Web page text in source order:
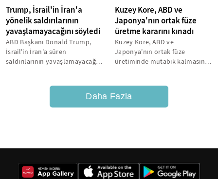
Trump, İsrail'in İran'a
yönelik saldırılarının
yavaşlamayacağını söyledi
ABD Başkanı Donald Trump,
İsrail'in İran'a süren
saldırılarının yavaşlamayacağını
Kuzey Kore, ABD ve
Japonya'nın ortak füze
üretme kararını kınadı
Kuzey Kore, ABD ve
Japonya'nın ortak füze
üretiminde mutabık kalmasının
Daha Fazla